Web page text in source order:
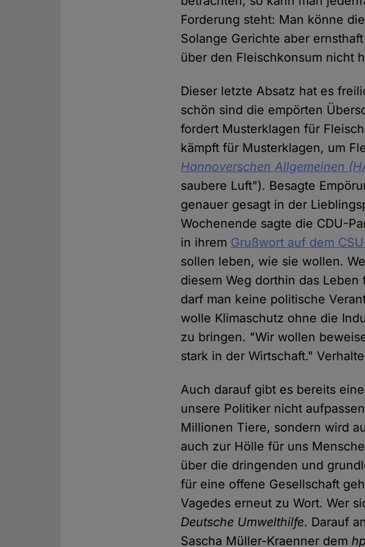
Forderung steht: Man könne
Solange Gerichte aber
über den Fleischkonsum nicht
Dieser letzte Absatz hat es
schön sind die empörten
fordert Musterklagen für
kämpft für Musterklagen, um
Hannoverschen Allgemeinen
saubere Luft"). Besagte
genauer gesagt in der
Wochenende sagte die CDU-
in ihrem Grußwort auf dem
sollen leben, wie sie wollen.
diesem Weg dorthin das
darf man keine politische
wolle Klimaschutz ohne die
zu bringen. "Wir wollen
stark in der Wirtschaft."
Auch darauf gibt es bereits eine
unsere Politiker nicht
Millionen Tiere, sondern wird
auch zur Hölle für uns
über die dringenden und
für eine offene Gesellschaft
Vagedes erneut zu Wort. Wer
Deutsche Umwelthilfe. Darauf
Sascha Müller-Kraenner dem